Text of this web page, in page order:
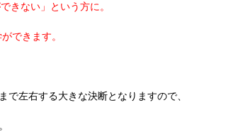
きない」という方に。
できます。
左右する大きな決断となりますので、